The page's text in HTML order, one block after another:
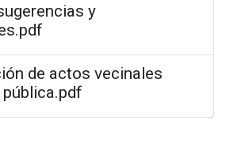
y
de actos vecinales